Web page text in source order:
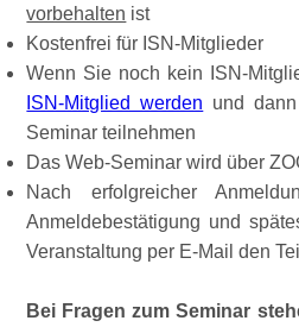
vorbehalten ist
Kostenfrei für ISN-Mitglieder
Wenn Sie noch kein ISN-
ISN-Mitglied werden und
Seminar teilnehmen
Das Web-Seminar wird über
Nach erfolgreicher
Anmeldebestätigung und
Veranstaltung per E-Mail den
Bei Fragen zum Seminar